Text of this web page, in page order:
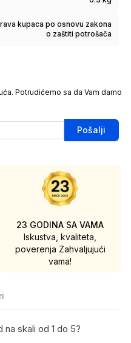
kupaca po osnovu zakona
o zaštiti potrošača
Potrudićemo sa da Vam damo
Pošalji
23 GODINA SA VAMA
Iskustva, kvaliteta,
poverenja Zahvaljujući
vama!
skali od 1 do 5?